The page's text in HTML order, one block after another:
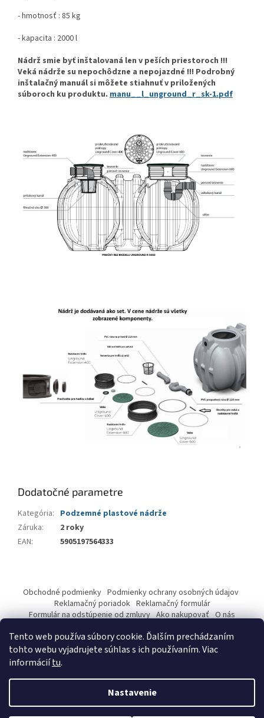
Tento web používa súbory cookie. Ďalším prechádzaním
tohto webu vyjadrujete súhlas s ich používaním. Viac
informáciítu.
Nastavenie
- hmotnosť : 85 kg
- kapacita : 2000 l
Nádrž smie byť inštalovaná len v peších priestoroch !!!
Veká nádrže su nepochôdzne a nepojazdné !!! Podrobný
inštalačný manuál si môžete stiahnuť v priložených
súboroch ku produktu. manu__l_unground_r_sk-1.pdf
Dodatočné parametre
Kategória: Podzemné plastové nádrže
Záruka:
2 roky
EAN: 5905197564333
ä
Obchodné podmienky Podmienky ochrany osobných údajov
Reklamačný poriadok Reklamačný formulár
Formulár na odstúpenie od zmluvy Ako nakupovať O nás